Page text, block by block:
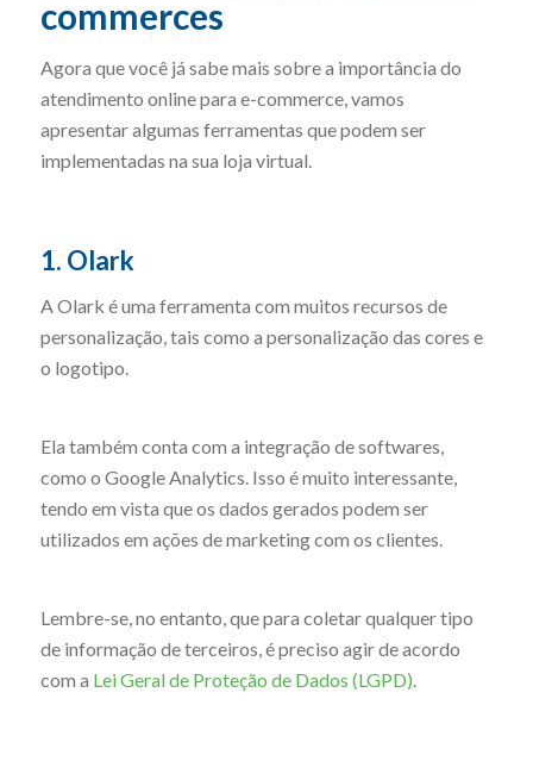
commerces
Agora que você já sabe mais sobre a importância do
atendimento online para e-commerce, vamos
apresentar algumas ferramentas que podem ser
implementadas na sua loja virtual.
1. Olark
A Olark é uma ferramenta com muitos recursos de
personalização, tais como a personalização das cores e
o logotipo.
Ela também conta com a integração de softwares,
como o Google Analytics. Isso é muito interessante,
tendo em vista que os dados gerados podem ser
utilizados em ações de marketing com os clientes.
Lembre-se, no entanto, que para coletar qualquer tipo
de informação de terceiros, é preciso agir de acordo
com a Lei Geral de Proteção de Dados (LGPD)